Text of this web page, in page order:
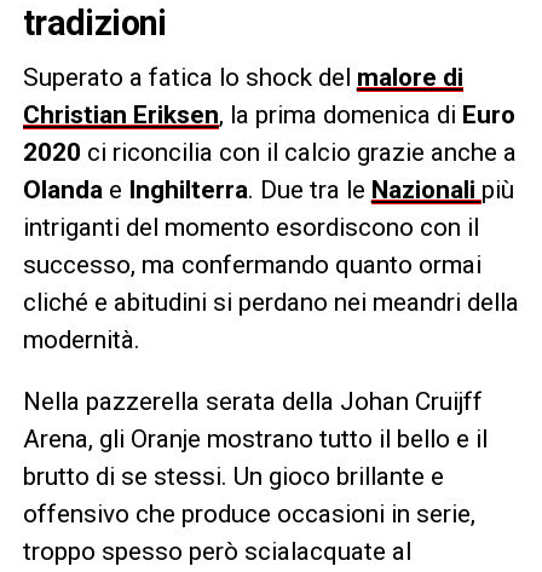
tradizioni
Superato a fatica lo shock del malore di
Christian Eriksen, la prima domenica di Euro
2020 ci riconcilia con il calcio grazie anche a
Olanda e Inghilterra. Due tra le Nazionali più
intriganti del momento esordiscono con il
successo, ma confermando quanto ormai
cliché e abitudini si perdano nei meandri della
modernità.
Nella pazzerella serata della Johan Cruijff
Arena, gli Oranje mostrano tutto il bello e il
brutto di se stessi. Un gioco brillante e
offensivo che produce occasioni in serie,
troppo spesso però scialacquate al